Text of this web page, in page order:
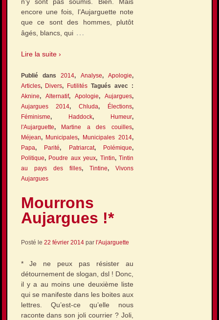
encore une fois, l’Aujarguette note
que ce sont des hommes, plutôt
âgés, blancs, qui …
Lire la suite ›
Publié dans2014, Analyse,Apologie,
Articles, Divers, Futilités Tagués avec :
Aknine, Alternatif, Apologie,Aujargues,
Aujargues 2014,Chluda, Élections,
Féminisme, Haddock, Humeur,
l'Aujarguette, Martine a des couilles,
Méjean, Municipales, Municipales 2014,
Papa, Parité, Patriarcat, Polémique,
Politique, Poudre aux yeux, Tintin,Tintin
au pays des filles,Tintine,Vivons
Aujargues
Mourrons
Aujargues !*
Posté le 22 février 2014par l'Aujarguette
* Je ne peux pas résister au
détournement de slogan, dsl ! Donc,
il y a au moins une deuxième liste
qui se manifeste dans les boites aux
lettres. Qu’est-ce qu’elle nous
raconte dans son joli courrier ? Joli,